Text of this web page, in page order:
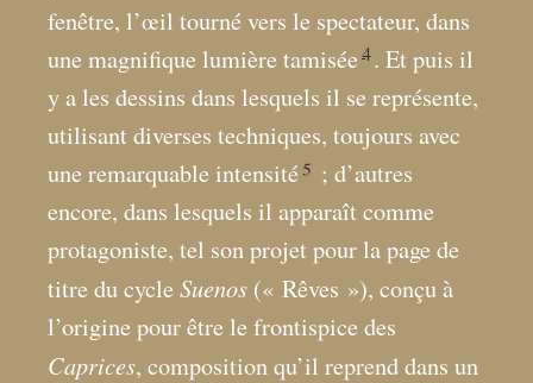
fenêtre, l’œil tourné vers le spectateur, dans
une magnifique lumière tamisée4. Et puis il
y a les dessins dans lesquels il se représente,
utilisant diverses techniques, toujours avec
une remarquable intensité 5 ; d’autres
encore, dans lesquels il apparaît comme
protagoniste, tel son projet pour la page de
titre du cycleSuenos (« Rêves »), conçu à
l’origine pour être le frontispice des
Caprices, composition qu’il reprend dans un